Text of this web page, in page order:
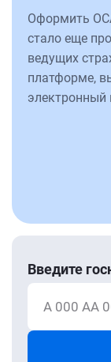
Оформить
стало еще
ведущих
платформе,
электронный
Введите
А 000 АА